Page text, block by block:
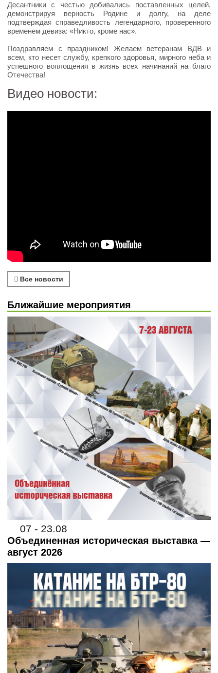
Десантники с честью добивались поставленных целей,
демонстрируя верность Родине и долгу, на деле
подтверждая справедливость легендарного, проверенного
временем девиза: «Никто, кроме нас».
Поздравляем с праздником! Желаем ветеранам ВДВ и
всем, кто несет службу, крепкого здоровья, мирного неба и
успешного воплощения в жизнь всех начинаний на благо
Отечества!
Видео новости:
Все новости
Ближайшие мероприятия
07 - 23.08
Объединенная историческая выставка —
август 2026